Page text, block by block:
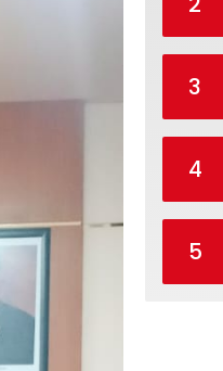
3
4
5